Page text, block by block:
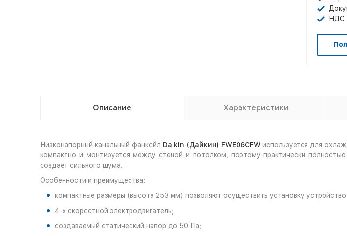
НДС
Описание Характеристики
Низконапорный канальный фанкойл Daikin (Дайкин) FWE06CFW используется для
компактно и монтируется между стеной и потолком, поэтому практически
создает сильного шума.
Особенности и преимущества:
компактные размеры (высота 253 мм) позволяют осуществить установку
4-х скоростной электродвигатель;
создаваемый статический напор до 50 Па;